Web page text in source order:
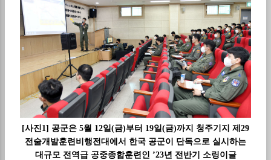
[사진1] 공군은 5월 12일(금)부터 19일(금)까지 청주기지 제29
전술개발훈련비행전대에서 한국 공군이 단독으로 실시하는
대규모 전역급 공중종합훈련인 ’23년 전반기 소링이글